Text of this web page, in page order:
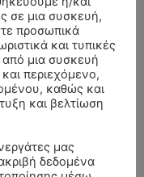
σε μια συσκευή,
προσωπικά
και τυπικές
μια συσκευή
περιεχόμενο,
καθώς και
και βελτίωση
μας
δεδομένα